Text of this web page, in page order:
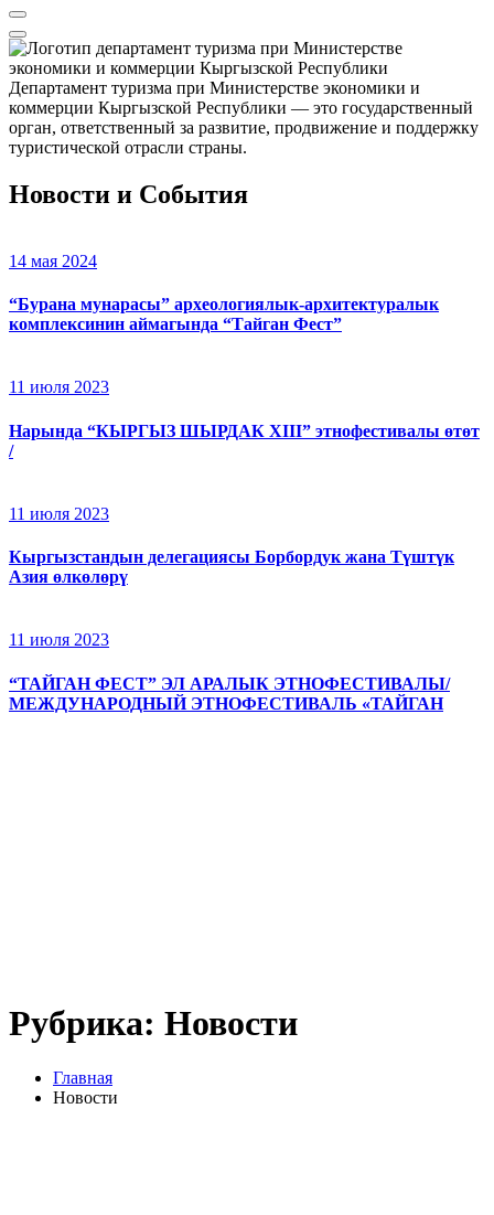
Департамент туризма при Министерстве экономики и
коммерции Кыргызской Республики — это государственный
орган, ответственный за развитие, продвижение и поддержку
туристической отрасли страны.
Новости и События
14 мая 2024
“Бурана мунарасы” археологиялык-архитектуралык
комплексинин аймагында “Тайган Фест”
11 июля 2023
Нарында “КЫРГЫЗ ШЫРДАК XIII” этнофестивалы өтөт
/
11 июля 2023
Кыргызстандын делегациясы Борбордук жана Түштүк
Азия өлкөлөрү
11 июля 2023
“ТАЙГАН ФЕСТ” ЭЛ АРАЛЫК ЭТНОФЕСТИВАЛЫ/
МЕЖДУНАРОДНЫЙ ЭТНОФЕСТИВАЛЬ «ТАЙГАН
Рубрика: Новости
Главная
Новости